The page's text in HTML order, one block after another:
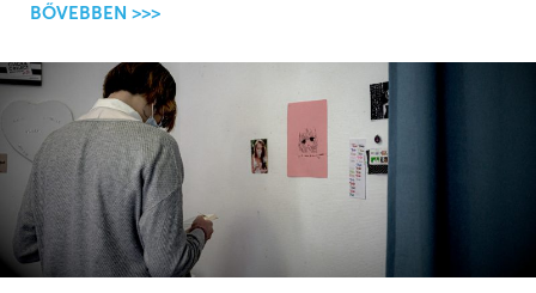
BŐVEBBEN >>>